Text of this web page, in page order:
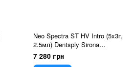
Neo Spectra ST HV Intro (5x3г,
2.5мл) Dentsply Sirona
нанокерамічний композит
високої вязкості
7 280 грн